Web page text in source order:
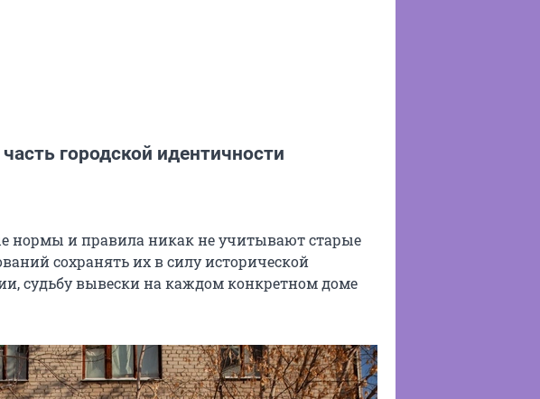
городской идентичности
нормы и правила никак не учитывают старые
сохранять их в силу исторической
судьбу вывески на каждом конкретном доме